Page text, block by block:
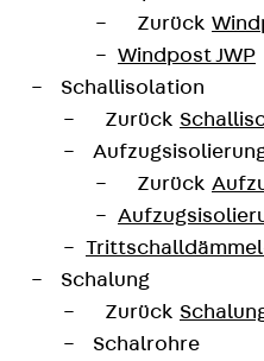
Zurück
Windpost JWP
Schallisolation
Zurück
Zurück
Schalung
Zurück
Schalrohre
Zukunft.